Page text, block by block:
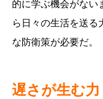
的に学ぶ機会がない
ら日々の生活を送る
な防衛策が必要だ。
遅さが生む力